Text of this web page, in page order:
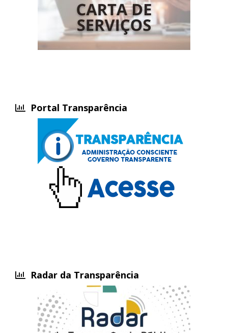
Portal Transparência
Radar da Transparência